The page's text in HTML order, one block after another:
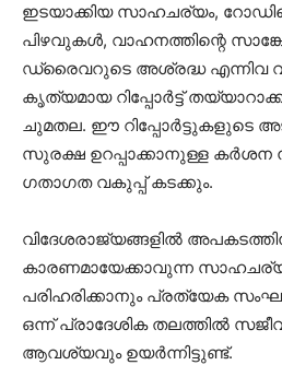
ഇടയാക്കിയ സാഹചര്യം,
പിഴവുകൾ, വാഹനത്തിന്റെ
ഡ്രൈവറുടെ അശ്രദ്ധ എന്നിവ
കൃത്യമായ റിപ്പോർട്ട്
ചുമതല. ഈ റിപ്പോർട്ടുകളുടെ
സുരക്ഷ ഉറപ്പാക്കാനുള്ള കർശന
ഗതാഗത വകുപ്പ് കടക്കും.
വിദേശരാജ്യങ്ങളില്‍
കാരണമായേക്കാവുന്ന
പരിഹരിക്കാനും പ്രത്യേക
ഒന്ന് പ്രാദേശിക തലത്തില്‍
ആവശ്യവും ഉയര്‍ന്നിട്ടുണ്ട്.